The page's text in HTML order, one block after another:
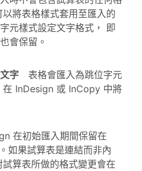
將表格樣式套用至匯入的
元樣式設定文字格式， 即
會保留。
字
表格會匯入為跳位字元
在 InDesign 或 InCopy 中將
在初始匯入期間保留在
如果試算表是連結而非內
算表所做的格式變更會在